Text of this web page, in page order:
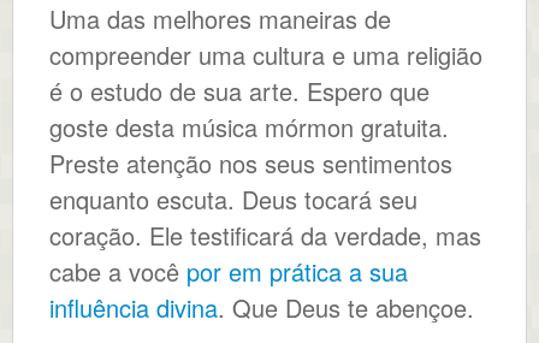
Uma das melhores maneiras de
compreender uma cultura e uma religião
é o estudo de sua arte. Espero que
goste desta música mórmon gratuita.
Preste atenção nos seus sentimentos
enquanto escuta. Deus tocará seu
coração. Ele testificará da verdade, mas
cabe a você por em prática a sua
influência divina. Que Deus te abençoe.